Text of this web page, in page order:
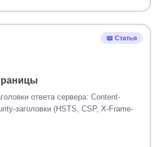
ответа сервера: Content-
заголовки (HSTS, CSP, X-Frame-
📖 Статья